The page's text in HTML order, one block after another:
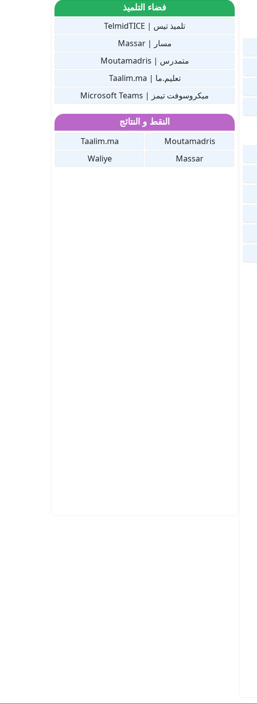
فضاء التلميذ
تلميذ تيس | TelmidTICE
مسار | Massar
متمدرس | Moutamadris
تعليم.ما | Taalim.ma
ميكروسوفت تيمز | Microsoft Teams
النقط و النتائج
Moutamadris
Taalim.ma
Massar
Waliye